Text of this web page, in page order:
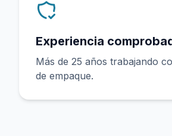
Experiencia
Más de 25 años trabajando
de empaque.